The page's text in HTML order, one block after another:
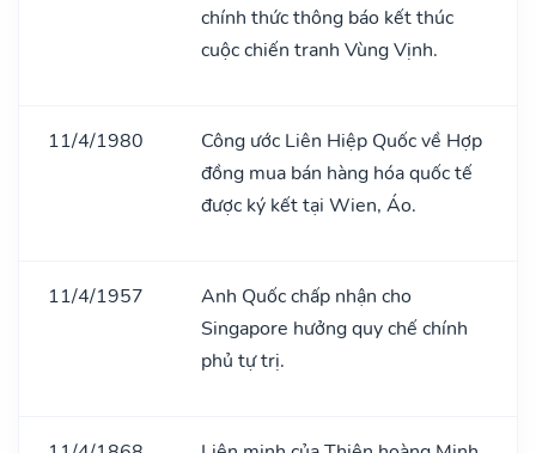
chính thức thông báo kết thúc
cuộc chiến tranh Vùng Vịnh.
11/4/1980
Công ước Liên Hiệp Quốc về Hợp
đồng mua bán hàng hóa quốc tế
được ký kết tại Wien, Áo.
11/4/1957
Anh Quốc chấp nhận cho
Singapore hưởng quy chế chính
phủ tự trị.